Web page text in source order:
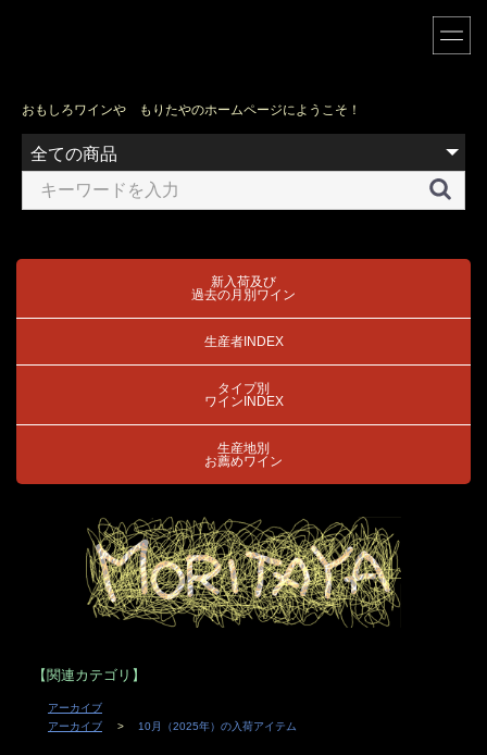
おもしろワインや もりたやのホームページにようこそ！
新入荷及び
過去の月別ワイン
生産者INDEX
タイプ別
ワインINDEX
生産地別
お薦めワイン
【関連カテゴリ】
アーカイブ
アーカイブ
10月（2025年）の入荷アイテム